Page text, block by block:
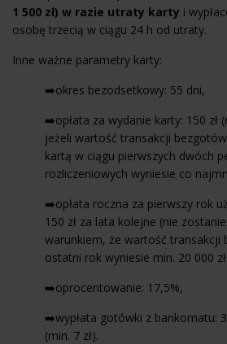
1 500 zł) w razie utraty karty i
osobę trzecią w ciągu 24 h od utraty.
Inne ważne parametry karty:
➡️okres bezodsetkowy: 55 dni,
➡️opłata za wydanie karty: 150 zł
jeżeli wartość transakcji
kartą w ciągu pierwszych dwóch
rozliczeniowych wyniesie co
➡️opłata roczna za pierwszy rok
150 zł za lata kolejne (nie
warunkiem, że wartość transakcji
ostatni rok wyniesie min. 20 000
➡️oprocentowanie: 17,5%,
➡️wypłata gotówki z bankomatu:
(min. 7 zł).